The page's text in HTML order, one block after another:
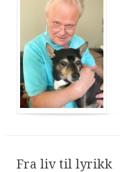
Fra liv til lyrikk